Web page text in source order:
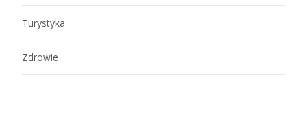
Turystyka
Zdrowie